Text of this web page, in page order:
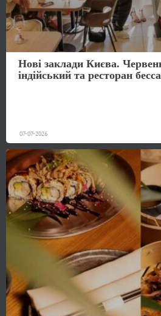
Нові заклади Києва.
індійський та ресторан
07-07-2026